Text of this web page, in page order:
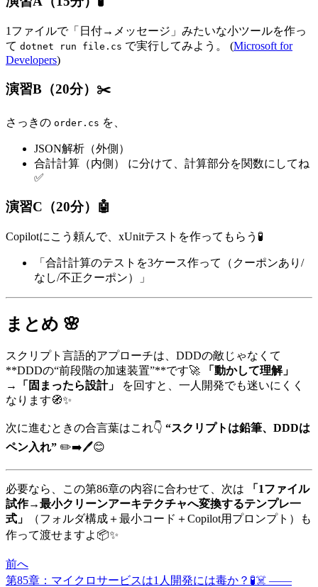
1ファイルで「日付→メッセージ」みたいな小ツールを作っ
て dotnet run file.cs で実行してみよう。 (Microsoft for
Developers)
演習B（20分）✂️
さっきの order.cs を、
JSON解析（外側）
合計計算（内側） に分けて、計算部分を関数にしてね
✅
演習C（20分）🤖
Copilotにこう頼んで、xUnitテストを作ってもらう🧪
「合計計算のテストを3ケース作って（クーポンあり/
なし/不正クーポン）」
まとめ 🌸
スクリプト言語的アプローチは、DDDの敵じゃなくて
**DDDの“前段階の加速装置”**です🚀
「動かして理解」
→「固まったら設計」
を回すと、一人開発でも迷いにくく
なります🧭✨
次に進むときの合言葉はこれ👇 “スクリプトは鉛筆、DDDは
ペン入れ” ✏️➡️🖊️😊
必要なら、この第86章の内容に合わせて、次は
「1ファイル
試作→最小クリーンアーキテクチャへ変換するテンプレ一
式」
（フォルダ構成＋最小コード＋Copilot用プロンプト）も
作って渡せますよ📦✨
前へ
第85章：マイクロサービスは1人開発には毒か？🧪☠️ ——